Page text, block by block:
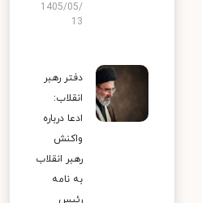
1405/05/
13
دفتر رهبر
انقلاب:
ادعا درباره
واکنش
رهبر انقلاب
به نامه
رئیس